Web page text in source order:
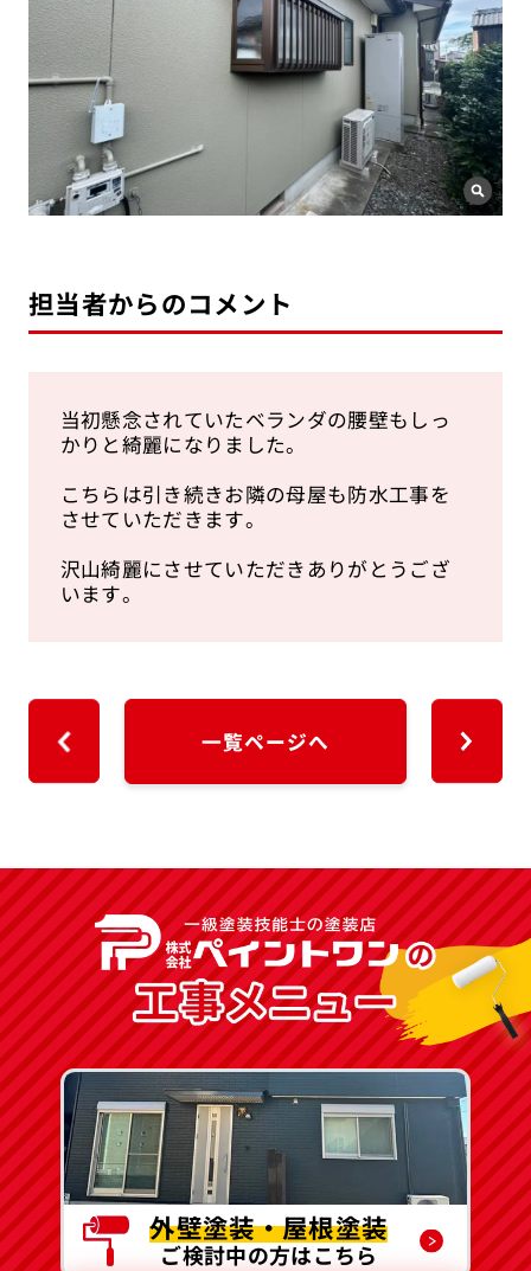
担当者からのコメント
当初懸念されていたベランダの腰壁もしっ
かりと綺麗になりました。
こちらは引き続きお隣の母屋も防水工事を
させていただきます。
沢山綺麗にさせていただきありがとうござ
います。
一覧ページへ
外壁塗装・屋根塗装
ご検討中の方はこちら